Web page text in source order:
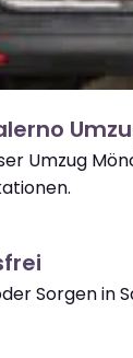
Umzug
Sorgen in